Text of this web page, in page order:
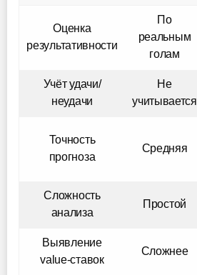
Оценка
результативности
По
реальным
голам
Учёт удачи/
неудачи
Не
учитывается
Точность
прогноза
Средняя
Сложность
анализа
Простой
Выявление
value-ставок
Сложнее